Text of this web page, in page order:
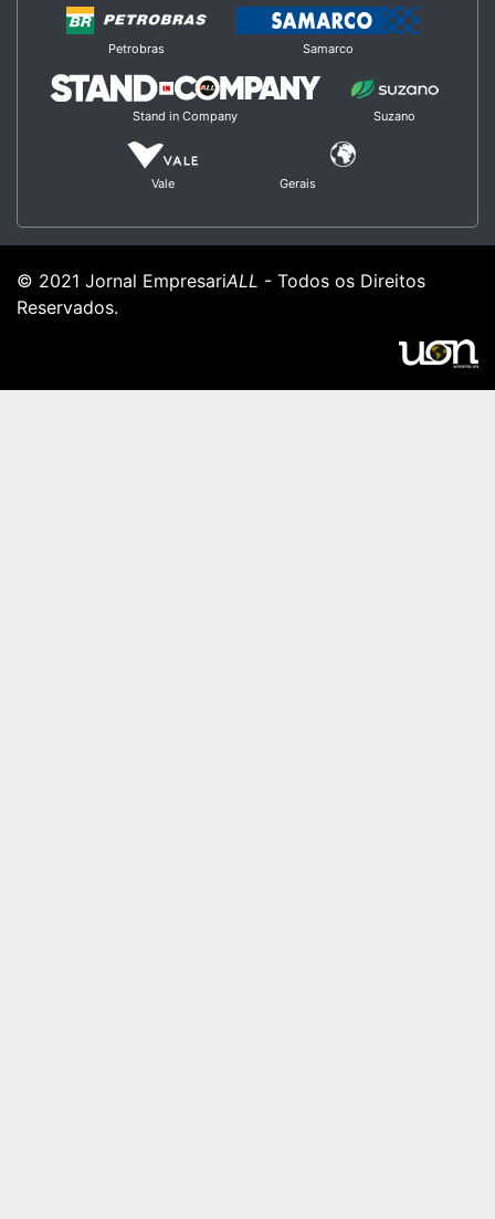
Petrobras Samarco
Stand in Company Suzano
Vale Gerais
© 2021 Jornal EmpresariALL - Todos os Direitos
Reservados.